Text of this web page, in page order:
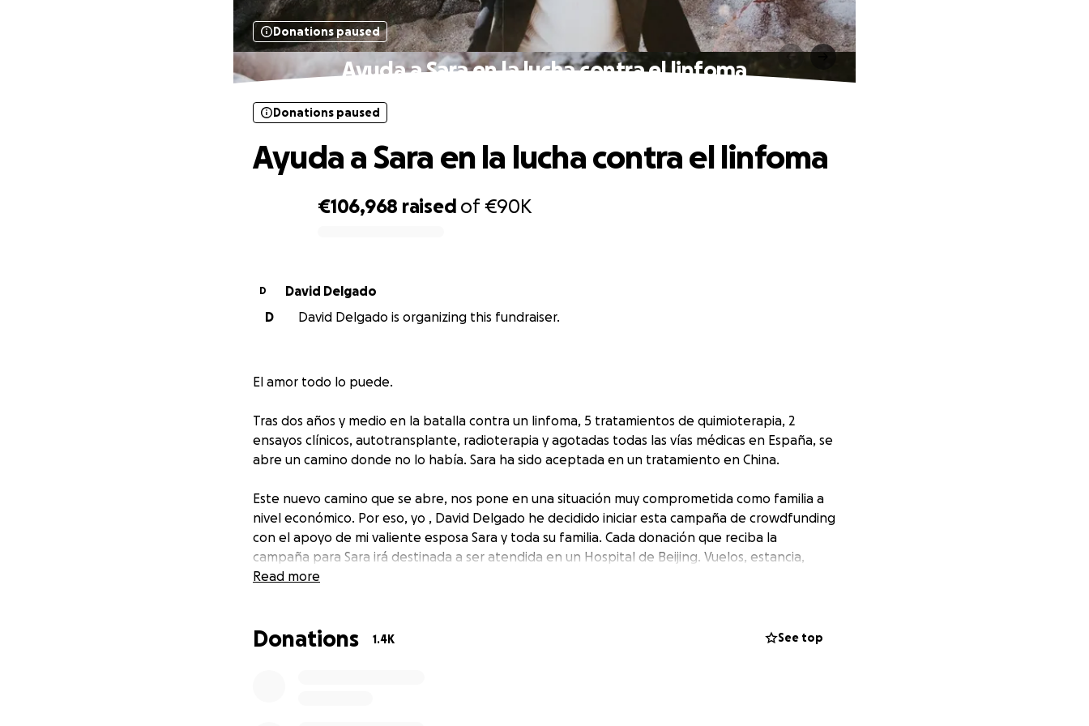
Donations paused
Ayuda a Sara en la lucha contra el linfoma
€106,968 raised of€90K
Donations paused
Ayuda a Sara en la lucha contra el linfoma
D
David Delgado
D
David Delgado is organizing this fundraiser.
El amor todo lo puede.
Tras dos años y medio en la batalla contra un linfoma, 5 tratamientos de quimioterapia, 2
ensayos clínicos, autotransplante, radioterapia y agotadas todas las vías médicas en España, se
abre un camino donde no lo había. Sara ha sido aceptada en un tratamiento en China.
Este nuevo camino que se abre, nos pone en una situación muy comprometida como familia a
nivel económico. Por eso, yo , David Delgado he decidido iniciar esta campaña de crowdfunding
con el apoyo de mi valiente esposa Sara y toda su familia. Cada donación que reciba la
campaña para Sara irá destinada a ser atendida en un Hospital de Beijing. Vuelos, estancia,
gastos de una posible UVI, gastos de tratamientos paralelos, y todos los gastos derivados del
La situación es de extrema gravedad. Somos conscientes ahora más que nunca de que la vida
Read more
Donations 1.4K See top